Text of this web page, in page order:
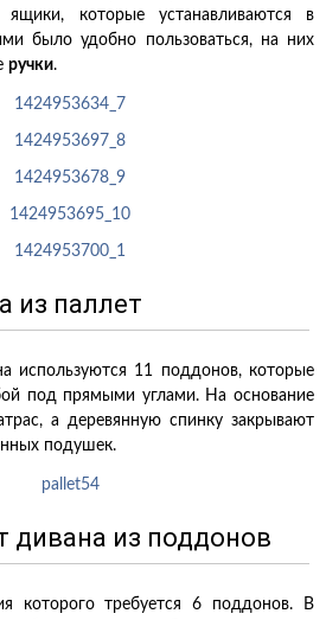
ящики, которые устанавливаются в
было удобно пользоваться, на них
ручки.
из паллет
используются 11 поддонов, которые
под прямыми углами. На основание
а деревянную спинку закрывают
подушек.
дивана из поддонов
которого требуется 6 поддонов. В